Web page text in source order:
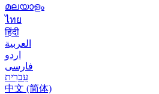
മലയാളം
ไทย
हिंदी
العربية
اردو
فارسی
עִברִית
中文 (简体)